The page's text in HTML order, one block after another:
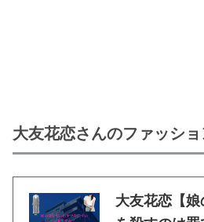
大友花恋さんのファッシ
大友花恋【